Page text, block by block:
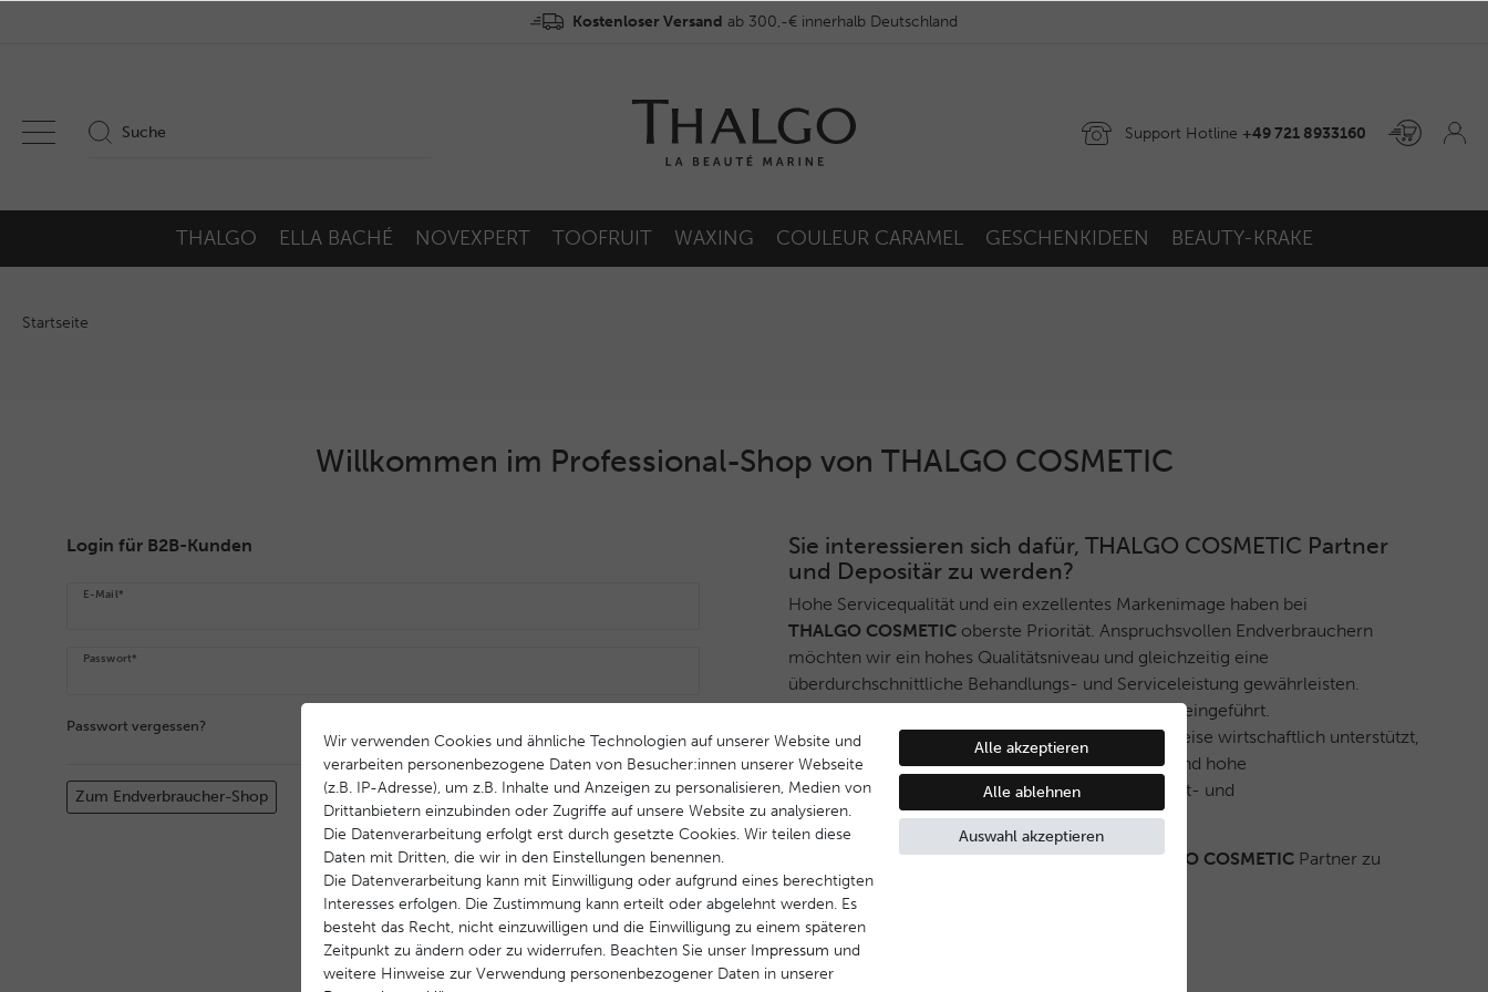
Kostenloser Versand ab 300,-€ innerhalb Deutschland
Support Hotline +49 721 8933160
THALGO ELLA BACHÉ NOVEXPERT TOOFRUIT WAXING COULEUR CARAMEL GESCHENKIDEEN BEAUTY-KRAKE
Startseite
Willkommen im Professional-Shop von THALGO COSMETIC
Login für B2B-Kunden
E-Mail*
Passwort*
Passwort vergessen?
Zum Endverbraucher-Shop
Sie interessieren sich dafür, THALGO COSMETIC Partner
und Depositär zu werden?
Hohe Servicequalität und ein exzellentes Markenimage haben bei
THALGO COSMETIC oberste Priorität. Anspruchsvollen Endverbrauchern
möchten wir ein hohes Qualitätsniveau und gleichzeitig eine
überdurchschnittliche Behandlungs- und Serviceleistung gewährleisten.
Deshalb haben wir ein selektives Vertriebssystem eingeführt.
THALGO COSMETICPartner werden auf diese Weise wirtschaftlich unterstützt,
während Endverbrauchern eine stets gleichbleibend hohe
Dienstleistungsqualität und ein innovatives Produkt- und
Behandlungsprogramm geboten wird.
Wenn Sie Interesse daran haben, ebenfallsTHALGO COSMETIC Partner zu
werden, nehmen Sie bitte Kontakt mit uns auf.
Kontakt aufnehmen
Wir verwenden Cookies und ähnliche Technologien auf unserer Website und
verarbeiten personenbezogene Daten von Besucher:innen unserer Webseite
(z.B. IP-Adresse), um z.B. Inhalte und Anzeigen zu personalisieren, Medien von
Drittanbietern einzubinden oder Zugriffe auf unsere Website zu analysieren.
Die Datenverarbeitung erfolgt erst durch gesetzte Cookies. Wir teilen diese
Daten mit Dritten, die wir in den Einstellungen benennen.
Die Datenverarbeitung kann mit Einwilligung oder aufgrund eines berechtigten
Interesses erfolgen. Die Zustimmung kann erteilt oder abgelehnt werden. Es
besteht das Recht, nicht einzuwilligen und die Einwilligung zu einem späteren
Zeitpunkt zu ändern oder zu widerrufen. Beachten Sie unser Impressum und
weitere Hinweise zur Verwendung personenbezogener Daten in unserer
Alle akzeptieren
Alle ablehnen
Auswahl akzeptieren